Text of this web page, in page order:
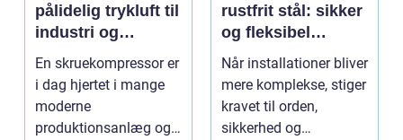
pålidelig trykluft til
industri og
værksted
En skruekompressor er
i dag hjertet i mange
moderne
produktionsanlæg og
rustfrit stål: sikker
og fleksibel
kabelføring
Når installationer bliver
mere komplekse, stiger
kravet til orden,
sikkerhed og